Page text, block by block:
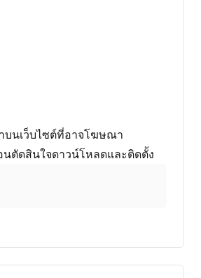
บนเว็บไซต์ที่อาจโฆษณา
ตัดสินใจดาวน์โหลดและติดตั้ง